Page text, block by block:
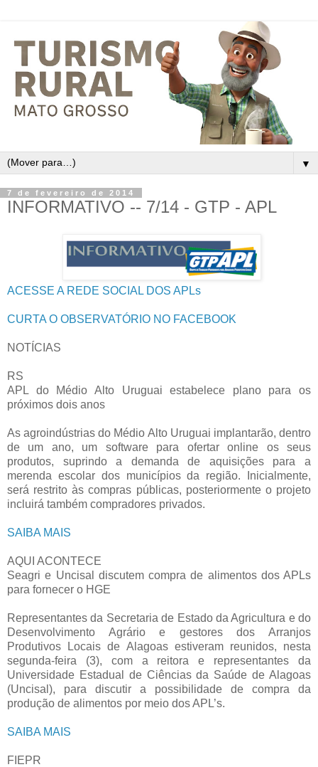
▼
7 de fevereiro de 2014
INFORMATIVO -- 7/14 ‏- GTP - APL
ACESSE A REDE SOCIAL DOS APLs
CURTA O OBSERVATÓRIO NO FACEBOOK
NOTÍCIAS
RS
APL do Médio Alto Uruguai estabelece plano para os
próximos dois anos
As agroindústrias do Médio Alto Uruguai implantarão, dentro
de um ano, um software para ofertar online os seus
produtos, suprindo a demanda de aquisições para a
merenda escolar dos municípios da região. Inicialmente,
será restrito às compras públicas, posteriormente o projeto
incluirá também compradores privados.
SAIBA MAIS
AQUI ACONTECE
Seagri e Uncisal discutem compra de alimentos dos APLs
para fornecer o HGE
Representantes da Secretaria de Estado da Agricultura e do
Desenvolvimento Agrário e gestores dos Arranjos
Produtivos Locais de Alagoas estiveram reunidos, nesta
segunda-feira (3), com a reitora e representantes da
Universidade Estadual de Ciências da Saúde de Alagoas
(Uncisal), para discutir a possibilidade de compra da
produção de alimentos por meio dos APL’s.
SAIBA MAIS
FIEPR